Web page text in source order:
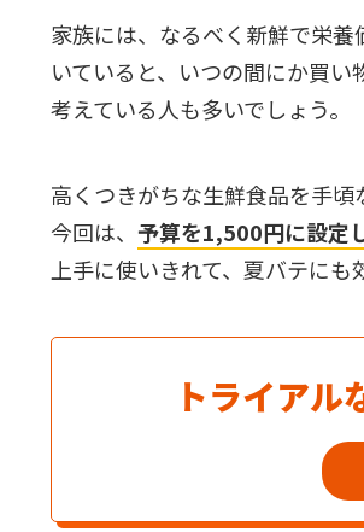
家族には、なるべく新鮮で栄
いていると、いつの間にか買
考えている人も多いでしょう。
高くつきがちな生鮮食品を手頃
今回は、 予算を1,500円に設定
上手に使いきれて、夏バテに
トライアル